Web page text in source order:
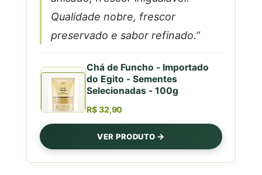
Qualidade nobre, frescor
preservado e sabor refinado.”
Chá de Funcho - Importado
do Egito - Sementes
Selecionadas - 100g
R$ 32,90
VER PRODUTO